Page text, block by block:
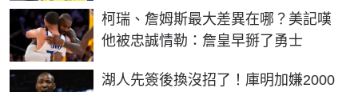
柯瑞、詹姆斯最大差異在哪？美記嘆
他被忠誠情勒：詹皇早掰了勇士
湖人先簽後換沒招了！庫明加嫌2000